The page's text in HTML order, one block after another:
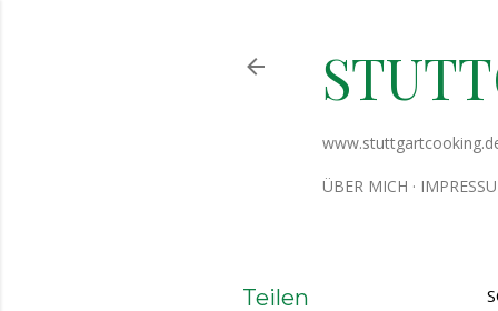
ÜBER MICH
Teilen